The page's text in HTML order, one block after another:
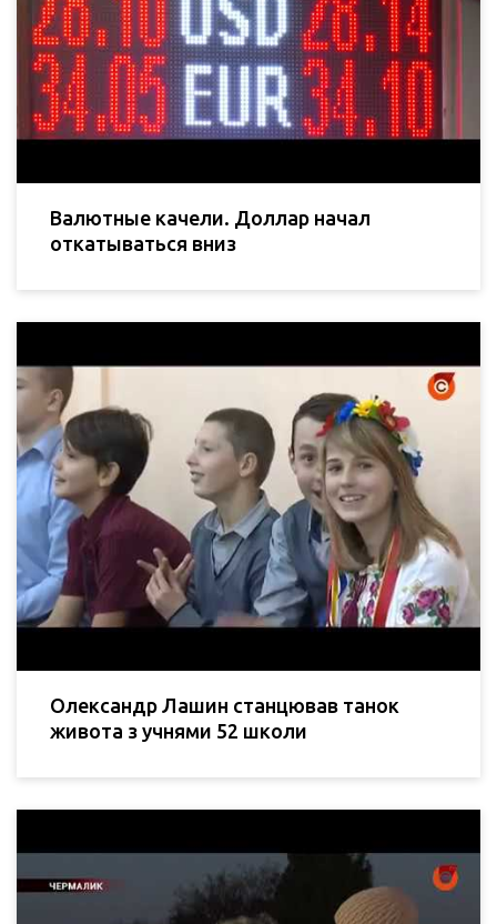
Валютные качели. Доллар начал
откатываться вниз
Олександр Лашин станцював танок
живота з учнями 52 школи